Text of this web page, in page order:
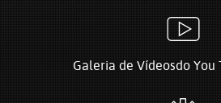
Galeria de Vídeosdo You